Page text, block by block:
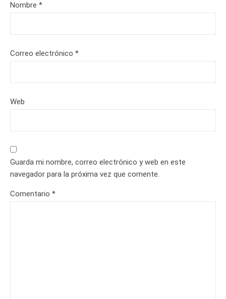
Nombre *
Correo electrónico *
Web
Guarda mi nombre, correo electrónico y web en este
navegador para la próxima vez que comente.
Comentario *